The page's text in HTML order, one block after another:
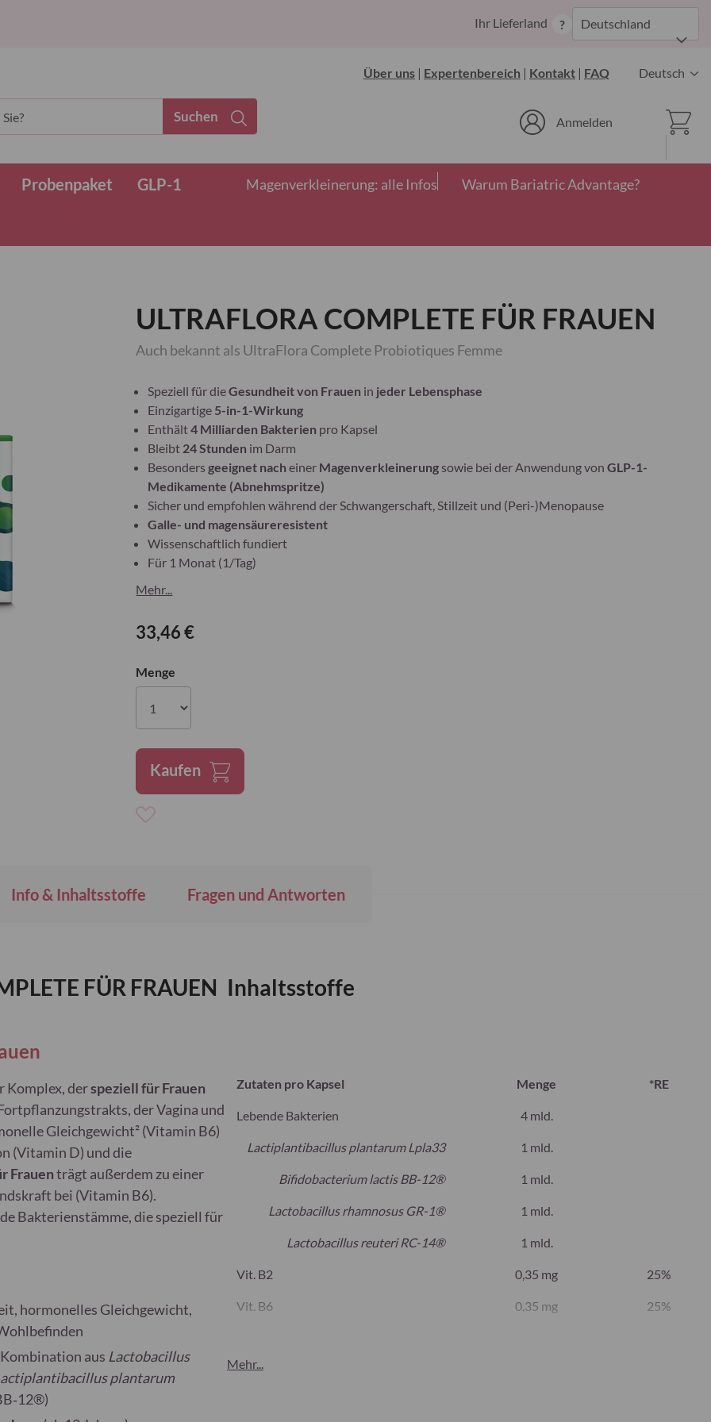
Zum
Ihr Lieferland ? Deutschland
Suchen
Über uns | Expertenbereich | Kontakt | FAQ Sprache
Deutsch
Anmelden
Probenpaket GLP-1 Magenverkleinerung: alle Infos Warum Bariatric Advantage?
ULTRAFLORA COMPLETE FÜR FRAUEN
Auch bekannt als UltraFlora Complete Probiotiques Femme
Speziell für dieGesundheit von Frauen in jeder Lebensphase
Einzigartige 5-in-1-Wirkung
Enthält4 Milliarden Bakterien pro Kapsel
Bleibt 24 Stunden im Darm
Besondersgeeignet nach einer Magenverkleinerung sowie bei der Anwendung vonGLP-1-
Medikamente (Abnehmspritze)
Sicher und empfohlen während der Schwangerschaft, Stillzeit und (Peri-)Menopause
Galle- und magensäureresistent
Wissenschaftlich fundiert
Für 1 Monat (1/Tag)
Mehr...
33,46 €
Menge
Kaufen
Info & Inhaltsstoffe Fragen und Antworten
FÜR FRAUEN
Komplex, derspeziell für Frauen
der Vagina und
Gleichgewicht² (Vitamin B6)
(Vitamin D) und die
Frauenträgt außerdem zu einer
bei (Vitamin B6).
Bakterienstämme, die speziell für
hormonelles Gleichgewicht,
aus Lactobacillus
plantarum
Inhaltsstoffe
Zutaten pro Kapsel Menge *RE
Lebende Bakterien 4 mld.
Lactiplantibacillus plantarum Lpla33 1 mld.
Bifidobacterium lactis BB-12® 1 mld.
Lactobacillus rhamnosus GR-1® 1 mld.
Lactobacillus reuteri RC-14® 1 mld.
Vit. B2 0,35 mg 25%
Vit. B6 0,35 mg 25%
* RE:Referenzeinnahme
Mehr...